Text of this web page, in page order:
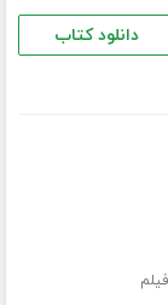
دانلود کتاب
فیلم